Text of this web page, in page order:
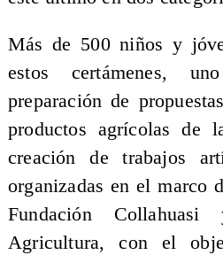
Más de 500 niños y
estos certámenes,
preparación de
productos agrícolas
creación de trabajos
organizadas en el marco
Fundación
Agricultura, con el